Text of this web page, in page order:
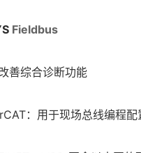
Fieldbus
善综合诊断功能
：用于现场总线编程配